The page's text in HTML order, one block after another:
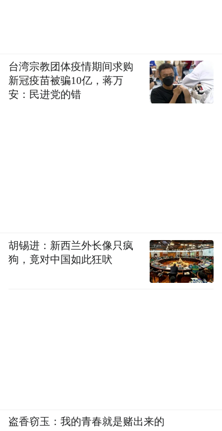
台湾宗教团体疫情期间求购
新冠疫苗被骗10亿，蒋万
安：民进党的错
胡锡进：新西兰外长像只疯
狗，竟对中国如此狂吠
盗香窃玉：我的青春就是赌出来的